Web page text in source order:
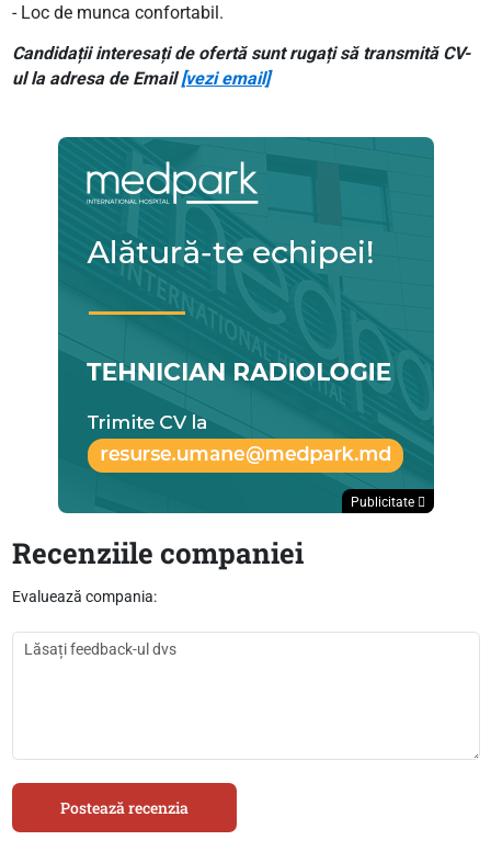
- Loc de munca confortabil.
Candidații interesați de ofertă sunt rugați să transmită CV-
ul la adresa de Email[vezi email]
Publicitate
Recenziile companiei
Evaluează compania:
Postează recenzia